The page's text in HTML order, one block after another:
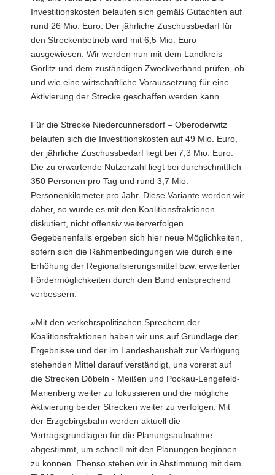
Investitionskosten belaufen sich gemäß Gutachten auf
rund 26 Mio. Euro. Der jährliche Zuschussbedarf für
den Streckenbetrieb wird mit 6,5 Mio. Euro
ausgewiesen. Wir werden nun mit dem Landkreis
Görlitz und dem zuständigen Zweckverband prüfen, ob
und wie eine wirtschaftliche Voraussetzung für eine
Aktivierung der Strecke geschaffen werden kann.
Für die Strecke Niedercunnersdorf – Oberoderwitz
belaufen sich die Investitionskosten auf 49 Mio. Euro,
der jährliche Zuschussbedarf liegt bei 7,3 Mio. Euro.
Die zu erwartende Nutzerzahl liegt bei durchschnittlich
350 Personen pro Tag und rund 3,7 Mio.
Personenkilometer pro Jahr. Diese Variante werden wir
daher, so wurde es mit den Koalitionsfraktionen
diskutiert, nicht offensiv weiterverfolgen.
Gegebenenfalls ergeben sich hier neue Möglichkeiten,
sofern sich die Rahmenbedingungen wie durch eine
Erhöhung der Regionalisierungsmittel bzw. erweiterter
Fördermöglichkeiten durch den Bund entsprechend
verbessern.
»Mit den verkehrspolitischen Sprechern der
Koalitionsfraktionen haben wir uns auf Grundlage der
Ergebnisse und der im Landeshaushalt zur Verfügung
stehenden Mittel darauf verständigt, uns vorerst auf
die Strecken Döbeln - Meißen und Pockau-Lengefeld-
Marienberg weiter zu fokussieren und die mögliche
Aktivierung beider Strecken weiter zu verfolgen. Mit
der Erzgebirgsbahn werden aktuell die
Vertragsgrundlagen für die Planungsaufnahme
abgestimmt, um schnell mit den Planungen beginnen
zu können. Ebenso stehen wir in Abstimmung mit dem